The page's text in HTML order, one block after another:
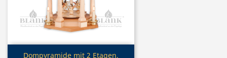
Vorschau
Dompyramide mit 2 Etagen,